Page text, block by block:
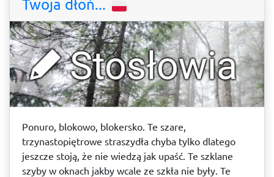
Twoja dłoń...
Ponuro, blokowo, blokersko. Te szare,
trzynastopiętrowe straszydła chyba tylko dlatego
jeszcze stoją, że nie wiedzą jak upaść. Te szklane
szyby w oknach jakby wcale ze szkła nie były. Te